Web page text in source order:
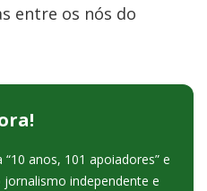
entre os nós do
anos, 101 apoiadores” e
independente e